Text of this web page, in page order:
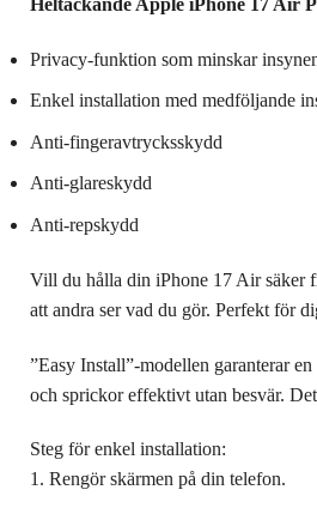
Privacy-funktion som minskar
Enkel installation med medföljande
Anti-fingeravtrycksskydd
Anti-glareskydd
Anti-repskydd
Vill du hålla din iPhone 17 Air säker
att andra ser vad du gör. Perfekt för
”Easy Install”-modellen garanterar
och sprickor effektivt utan besvär.
Steg för enkel installation:
1. Rengör skärmen på din telefon.